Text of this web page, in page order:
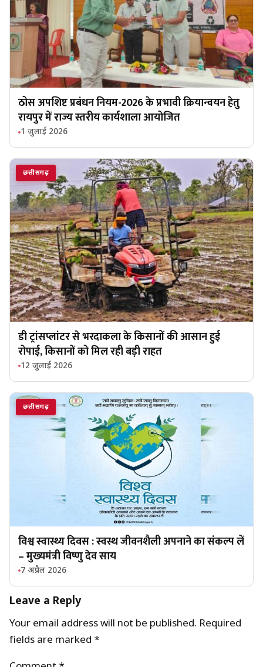
ठोस अपशिष्ट प्रबंधन नियम-2026 के प्रभावी क्रियान्वयन हेतु
रायपुर में राज्य स्तरीय कार्यशाला आयोजित
1 जुलाई 2026
छत्तीसगढ़
डी ट्रांसप्लांटर से भरदाकला के किसानों की आसान हुई
रोपाई, किसानों को मिल रही बड़ी राहत
12 जुलाई 2026
छत्तीसगढ़
विश्व स्वास्थ्य दिवस : स्वस्थ जीवनशैली अपनाने का संकल्प लें
– मुख्यमंत्री विष्णु देव साय
7 अप्रैल 2026
Leave a Reply
Your email address will not be published. Required
fields are marked *